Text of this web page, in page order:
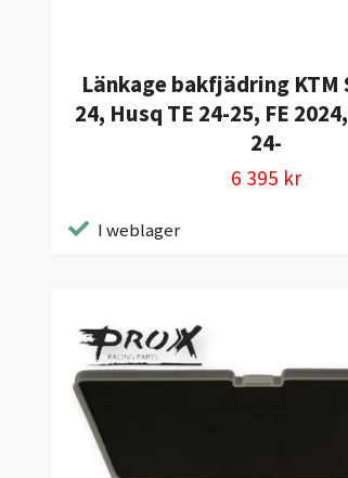
Länkage bakfjädring KTM
24, Husq TE 24-25, FE
24-
6 395 kr
I weblager